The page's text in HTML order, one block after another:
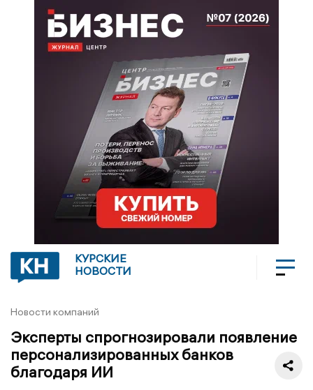
КУРСКИЕ
НОВОСТИ
Новости компаний
Эксперты спрогнозировали появление
персонализированных банков
благодаря ИИ